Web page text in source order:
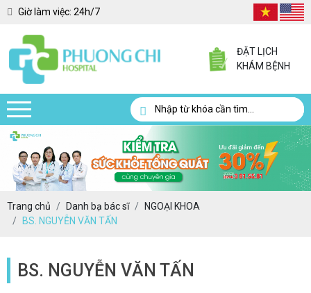
Giờ làm việc: 24h/7
ĐẶT LỊCH
KHÁM BỆNH
Trang chủ Danh bạ bác sĩ
NGOẠI KHOA
BS. NGUYỄN VĂN TẤN
BS. NGUYỄN VĂN TẤN